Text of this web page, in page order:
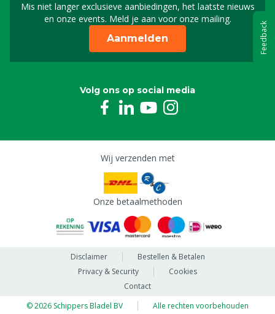
Mis niet langer exclusieve aanbiedingen, het laatste nieuws
en onze events. Meld je aan voor onze mailing.
Schrijf je in voor onze
Aanmelden
Volg ons op social media
Wij verzenden met
Onze betaalmethoden
Disclaimer
Bestellen & Betalen
Privacy & Security
Cookies
Contact
© 2026 Schippers Bladel BV
Alle rechten voorbehouden
Feedback